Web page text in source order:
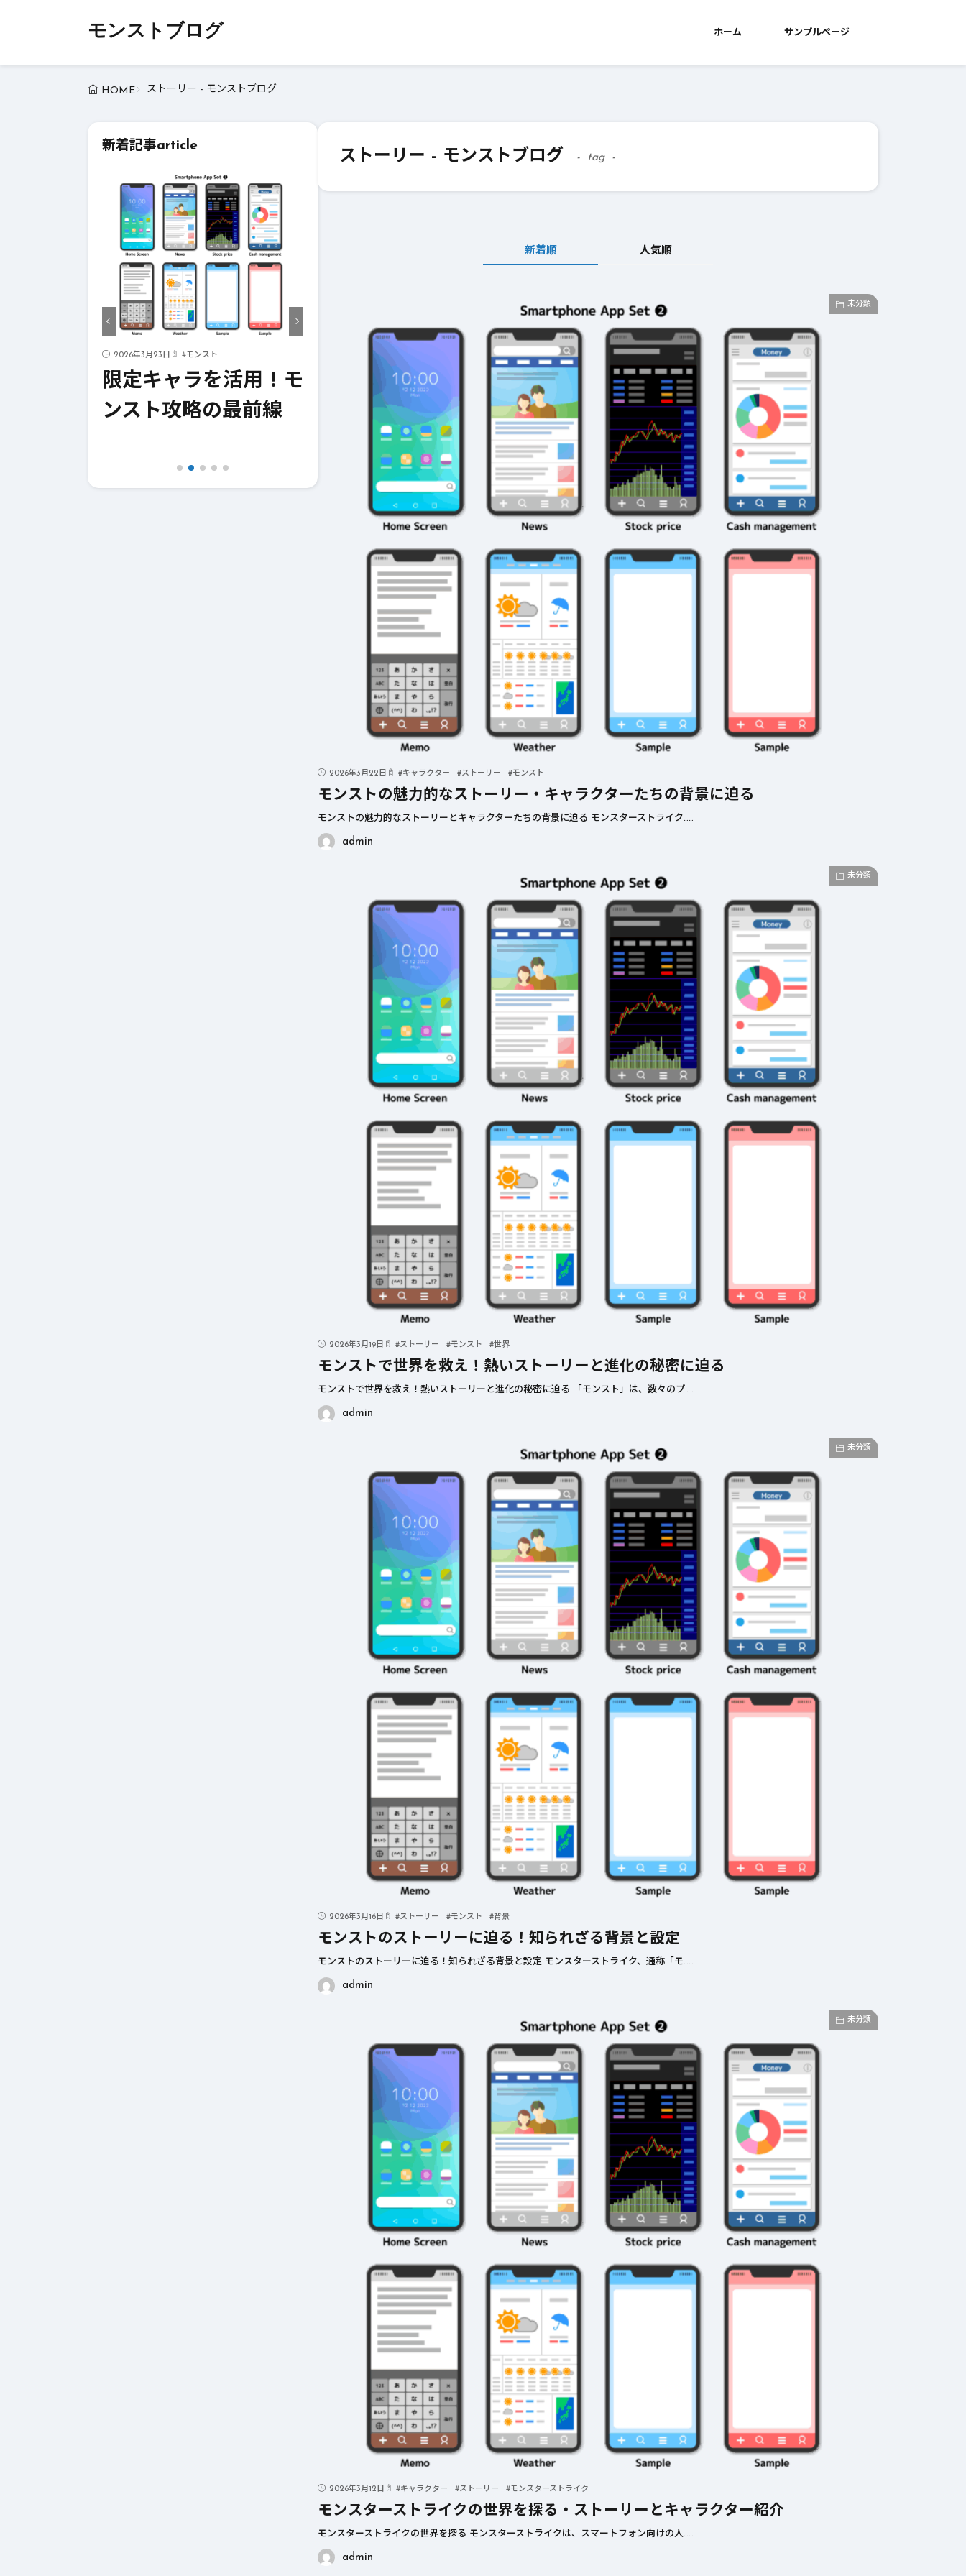
モンストブログ ホーム サンプルページ
HOME ストーリー - モンストブログ
新着記事article
2026年3月23日 #モンスト
限定キャラを活用！モ
ンスト攻略の最前線
2026年3月23日
モンスト攻略に役立
つ！おすすめパーティ
編成の秘訣
2026年3月23日 テクニック
絶対に知っておきたい
モンスト攻略テクニッ
ク10選
2026年3月23日 #
ガチャ運がアップする
かも？モンストの都市
伝説を解明！
ストーリー - モンストブログ tag
新着順 人気順
未分類
2026年3月22日 #キャラクター #ストーリー #モンスト
モンストの魅力的なストーリー・キャラクターたちの背景に迫る
モンストの魅力的なストーリーとキャラクターたちの背景に迫る モンスターストライク……
admin
未分類
2026年3月19日 #ストーリー #モンスト # 世界
モンストで世界を救え！熱いストーリーと進化の秘密に迫る
モンストで世界を救え！熱いストーリーと進化の秘密に迫る 「モンスト」は、数々のプ……
admin
未分類
2026年3月16日 #ストーリー #モンスト #背景
モンストのストーリーに迫る！知られざる背景と設定
モンストのストーリーに迫る！知られざる背景と設定 モンスターストライク、通称「モ……
admin
未分類
2026年3月12日 #キャラクター #ストーリー #モンスターストライク
モンスターストライクの世界を探る・ストーリーとキャラクター紹介
モンスターストライクの世界を探る モンスターストライクは、スマートフォン向けの人……
admin